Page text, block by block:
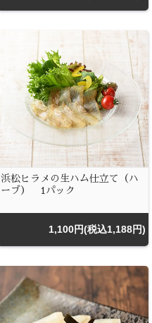
浜松ヒラメの生ハム仕立て（ハ
ーブ） 1パック
1,100円(税込1,188円)